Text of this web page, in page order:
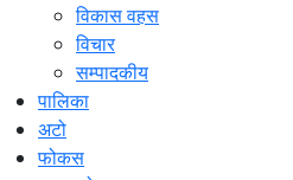
विकास वहस
विचार
सम्पादकीय
पालिका
अटो
फोकस